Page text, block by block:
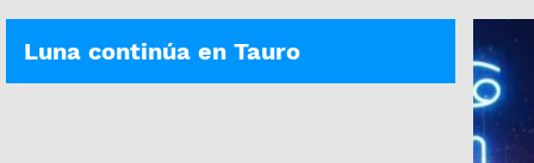
Luna continúa en Tauro